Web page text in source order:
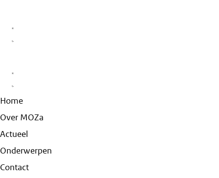
Home
Over MOZa
Actueel
Onderwerpen
Contact